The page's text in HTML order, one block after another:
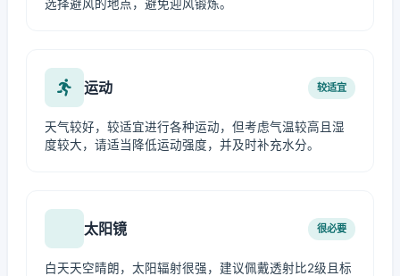
选择避风的地点，避免迎风锻炼。
运动 较适宜
天气较好，较适宜进行各种运动，但考虑气温较高且湿
度较大，请适当降低运动强度，并及时补充水分。
太阳镜 很必要
白天天空晴朗，太阳辐射很强，建议佩戴透射比2级且标